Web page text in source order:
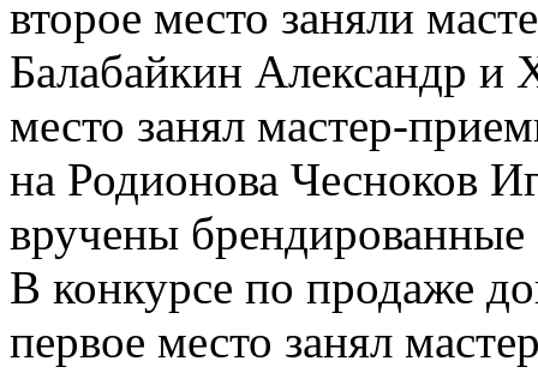
второе место заняли
Балабайкин Александр и
место занял мастер-
на Родионова Чесноков
вручены
В конкурсе по продаже
первое место занял